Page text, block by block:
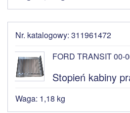
Nr. katalogowy: 311961472
FORD TRANSIT 00-
Stopień kabiny
Waga: 1,18 kg